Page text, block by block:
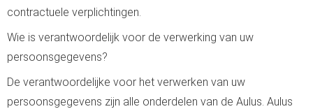
contractuele verplichtingen.
Wie is verantwoordelijk voor de verwerking van uw
persoonsgegevens?
De verantwoordelijke voor het verwerken van uw
persoonsgegevens zijn alle onderdelen van de Aulus. Aulus